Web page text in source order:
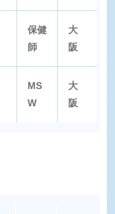
保健
師
大
阪
MS
W
大
阪